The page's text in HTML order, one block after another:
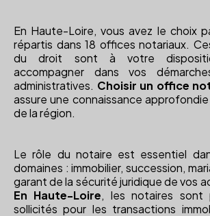
En Haute-Loire, vous avez le choix
répartis dans 18 offices notariaux.
du droit sont à votre
accompagner dans vos
administratives. Choisir un office
assure une connaissance
de la région.
Le rôle du notaire est essentiel
domaines : immobilier, succession,
garant de la sécurité juridique de vos
En Haute-Loire, les notaires sont
sollicités pour les transactions